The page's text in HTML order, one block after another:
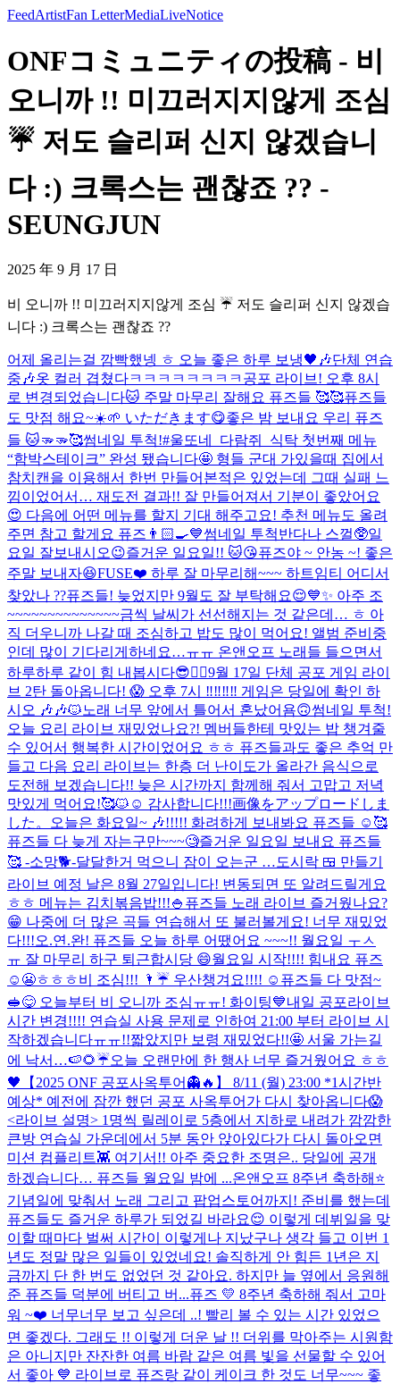
FeedArtistFan LetterMediaLiveNotice
ONFコミュニティの投稿 - 비
오니까 !! 미끄러지지않게 조심
☔️ 저도 슬리퍼 신지 않겠습니
다 :) 크록스는 괜찮죠 ?? -
SEUNGJUN
2025 年 9 月 17 日
비 오니까 !! 미끄러지지않게 조심 ☔️ 저도 슬리퍼 신지 않겠습
니다 :) 크록스는 괜찮죠 ??
어제 올리는걸 깜빡했넹 ㅎ 오늘 좋은 하루 보냉🖤🎶단체 연습
중🎶옷 컬러 겹쳤다ㅋㅋㅋㅋㅋㅋㅋㅋ 공포 라이브! 오후 8시
로 변경되었습니다🐱 주말 마무리 잘해요 퓨즈들 🥰🥰퓨즈들
도 맛점 해요~☀️🌱 いただきます😋좋은 밤 보내요 우리 퓨즈
들 🐱🫳🫳🥰썸네일 투척!#울또네_다람쥐_식탁 첫번째 메뉴
“함박스테이크” 완성 됐습니다🤩 형들 군대 가있을때 집에서
참치캔을 이용해서 한번 만들어본적은 있었는데 그때 실패 느
낌이었어서… 재도전 결과!! 잘 만들어져서 기분이 좋았어요
😍 다음에 어떤 메뉴를 할지 기대 해주고요! 추천 메뉴도 올려
주면 참고 할게요 퓨즈👨🏻‍🍳💙썸네일 투척반다나 스껄🥸일
요일 잘보내시오😉즐거운 일요일!! 🐱😘퓨즈야 ~ 안농 ~! 좋은
주말 보내자😆FUSE❤️ 하루 잘 마무리해~~~ 하트임티 어디서
찾았나 ??퓨즈들! 늦었지만 9월도 잘 부탁해요😌💙✨ 아주 조
~~~~~~~~~~~~~~금씩 날씨가 선선해지는 것 같은데… ㅎ 아
직 더우니까 나갈 때 조심하고 밥도 많이 먹어요! 앨범 준비중
인데 많이 기다리게하네요…ㅠㅠ 온앤오프 노래들 들으면서
하루하루 같이 힘 내봅시다😎❤️‍🔥9월 17일 단체 공포 게임 라이
브 2탄 돌아옵니다! 😱 오후 7시 ‼️‼️‼️‼️ 게임은 당일에 확인 하
시오 🎶🎶🐱노래 너무 앞에서 틀어서 혼났어욤🙃썸네일 투척!
오늘 요리 라이브 재밌었나요?! 멤버들한테 맛있는 밥 챙겨줄
수 있어서 행복한 시간이었어요 ㅎㅎ 퓨즈들과도 좋은 추억 만
들고 다음 요리 라이브는 한층 더 난이도가 올라간 음식으로
도전해 보겠습니다!! 늦은 시간까지 함께해 줘서 고맙고 저녁
맛있게 먹어요!🥰🐱☺️ 감사합니다!!!画像をアップロードしま
した。
오늘은 화요일~ 🎶!!!!! 화려하게 보내봐요 퓨즈들 ☺️🥰
퓨즈들 다 늦게 자는구만~~~🧐즐거운 일요일 보내요 퓨즈들
🥰 -소망🐕-달달한거 먹으니 잠이 오는군 …도시락 🍱 만들기
라이브 예정 날은 8월 27일입니다! 변동되면 또 알려드릴게요
ㅎㅎ 메뉴는 김치볶음밥!!!🍚 퓨즈들 노래 라이브 즐거웠나요?
😁 나중에 더 많은 곡들 연습해서 또 불러볼게요! 너무 재밌었
다!!!오.연.완! 퓨즈들 오늘 하루 어땠어요 ~~~!! 월요일 ㅜㅅ
ㅠ 잘 마무리 하구 퇴근합시당 😄월요일 시작!!!! 힘내요 퓨즈
☺️😬ㅎㅎㅎ비 조심!!! 🌂☔️ 우산챙겨요!!!! ☺️ 퓨즈들 다 맛점~
🥪😋 오늘부터 비 오니까 조심ㅠㅠ! 화이팅💙내일 공포라이브
시간 변경!!!! 연습실 사용 문제로 인하여 21:00 부터 라이브 시
작하겠습니다ㅠㅠ!!짧았지만 보령 재밌었다!!🤩 서울 가는길
에 낙서…🍉🌻☔️오늘 오랜만에 한 행사 너무 즐거웠어요 ㅎㅎ
🖤
【2025 ONF 공포사옥투어👻🔥】 8/11 (월) 23:00 *1시간반
예상* 예전에 잠깐 했던 공포 사옥투어가 다시 찾아옵니다😱
<라이브 설명> 1명씩 릴레이로 5층에서 지하로 내려가 깜깜한
큰방 연습실 가운데에서 5분 동안 앉아있다가 다시 돌아오면
미션 컴플리트👾 여기서!! 아주 중요한 조명은.. 당일에 공개
하겠습니다… 퓨즈들 월요일 밤에 ...온앤오프 8주년 축하해⭐️
기념일에 맞춰서 노래 그리고 팝업스토어까지! 준비를 했는데
퓨즈들도 즐거운 하루가 되었길 바라요😌 이렇게 데뷔일을 맞
이할 때마다 벌써 시간이 이렇게나 지났구나 생각 들고 이번 1
년도 정말 많은 일들이 있었네요! 솔직하게 안 힘든 1년은 지
금까지 단 한 번도 없었던 것 같아요. 하지만 늘 옆에서 응원해
준 퓨즈들 덕분에 버티고 버...퓨즈 💛 8주년 축하해 줘서 고마
워 ~❤️ 너무너무 보고 싶은데 ..! 빨리 볼 수 있는 시간 있었으
면 좋겠다. 그래도 !! 이렇게 더운 날 !! 더위를 막아주는 시원함
은 아니지만 잔잔한 여름 바람 같은 여름 빛을 선물할 수 있어
서 좋아 💙 라이브로 퓨즈랑 같이 케이크 한 것도 너무~~~ 좋